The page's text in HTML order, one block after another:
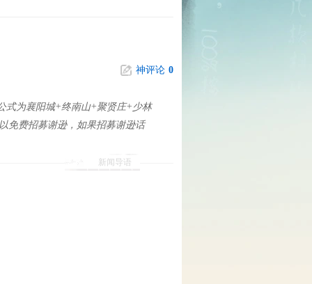
神评论 0
新闻导语
式为襄阳城+终南山+聚贤庄+少林
免费招募谢逊，如果招募谢逊话